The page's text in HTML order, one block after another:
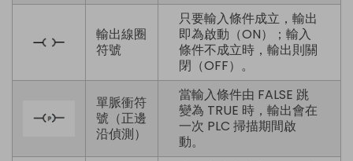
輸出線圈
符號
只要輸入條件成立，輸出
即為啟動（ON）；輸入
條件不成立時，輸出則關
閉（OFF）。
單脈衝符
號（正邊
沿偵測）
當輸入條件由 FALSE 跳
變為 TRUE 時，輸出會在
一次 PLC 掃描期間啟
動。